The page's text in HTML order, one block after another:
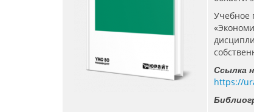
Учебное
Ссылка
https://